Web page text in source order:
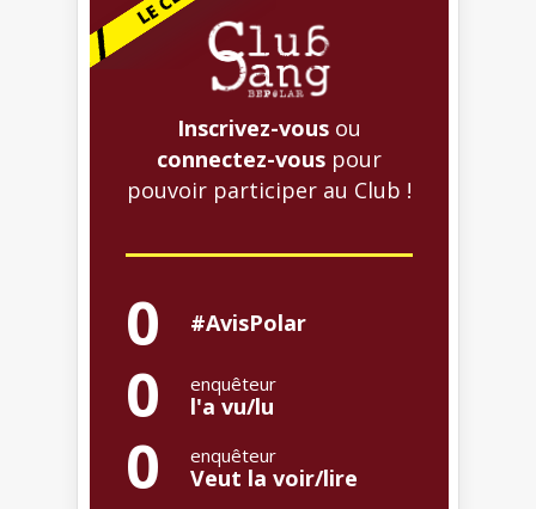
Inscrivez-vous ou
connectez-vous pour
pouvoir participer au Club !
0 #AvisPolar
0 enquêteur
l'a vu/lu
0 enquêteur
Veut la voir/lire